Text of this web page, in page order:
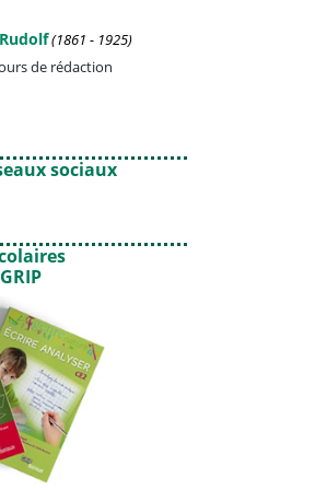
(1861 - 1925)
de rédaction
sociaux